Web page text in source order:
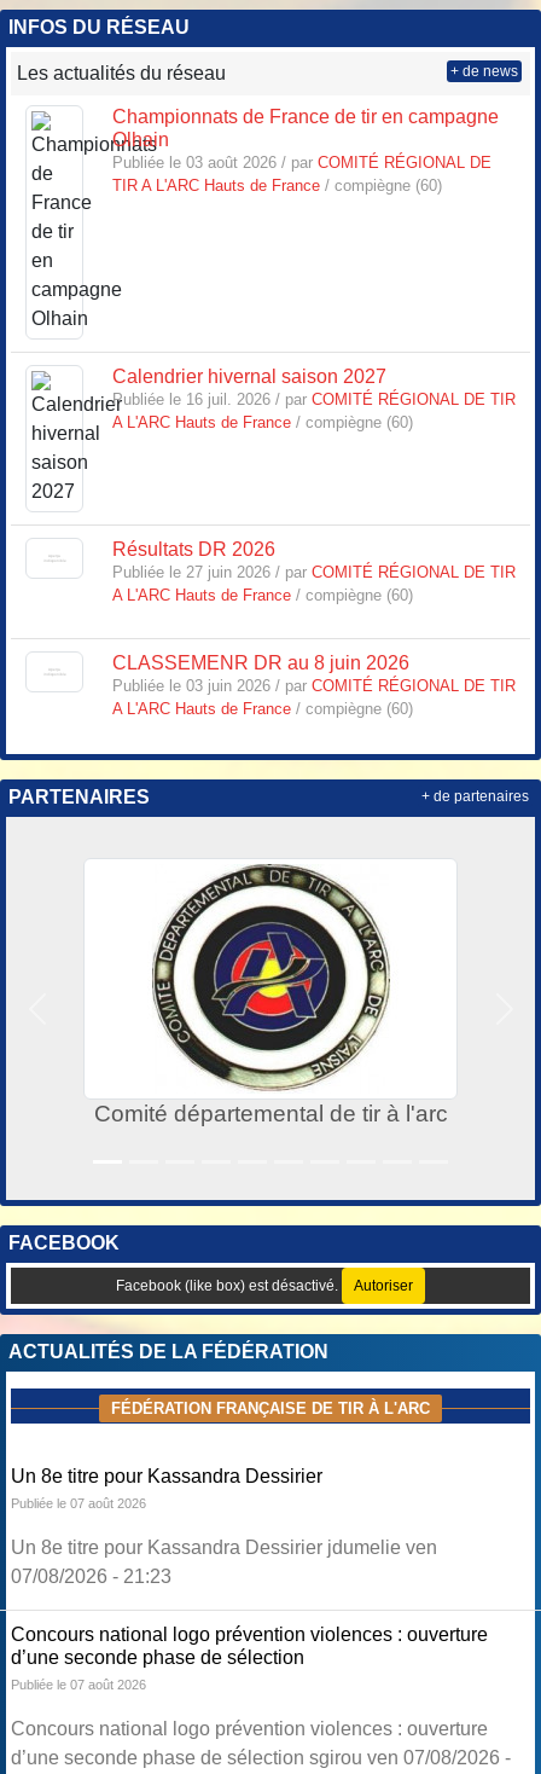
INFOS DU RÉSEAU
Les actualités du réseau
Championnats de France de tir en campagne
Olhain
Publiée le 03 août 2026 / par COMITÉ RÉGIONAL DE
TIR A L'ARC Hauts de France/ compiègne (60)
Calendrier hivernal saison 2027
Publiée le 16 juil. 2026 / par COMITÉ RÉGIONAL DE TIR
A L'ARC Hauts de France/ compiègne (60)
Résultats DR 2026
Publiée le 27 juin 2026 / par COMITÉ RÉGIONAL DE TIR
A L'ARC Hauts de France/ compiègne (60)
CLASSEMENR DR au 8 juin 2026
Publiée le 03 juin 2026 / par COMITÉ RÉGIONAL DE TIR
A L'ARC Hauts de France/ compiègne (60)
+ de news
PARTENAIRES
départemental de tir à l'arc
+ de partenaires
FACEBOOK
Facebook (like box) est désactivé. Autoriser
Un 8e titre pour Kassandra Dessirier
Un 8e titre pour Kassandra Dessirier jdumelie ven
Concours national logo prévention violences : ouverture
d’une seconde phase de sélection
Concours national logo prévention violences : ouverture